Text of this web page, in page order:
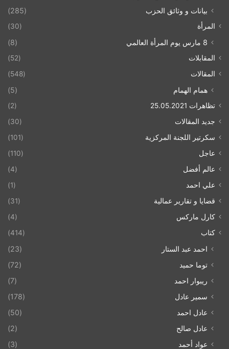
بيانات و وثائق الحزب (285)
المرأة (30)
8 مارس يوم المرأة العالمي (8)
المقابلات
(52)
المقالات
(548)
همام الهمام (5)
تظاهرات 25.05.2021
(2)
جديد المقالات
(30)
سكرتير اللجنة المركزية
(101)
عاجل
(110)
عالم أفضل
(4)
علي احمد
(1)
قضايا و تقارير عمالية
(31)
كارل ماركس
(4)
كتاب
(414)
احمد عبد الستار
(23)
توما حميد
(72)
ريبوار احمد
(7)
سمير عادل
(178)
عادل احمد
(50)
عادل صالح
(2)
عواد أحمد
(3)